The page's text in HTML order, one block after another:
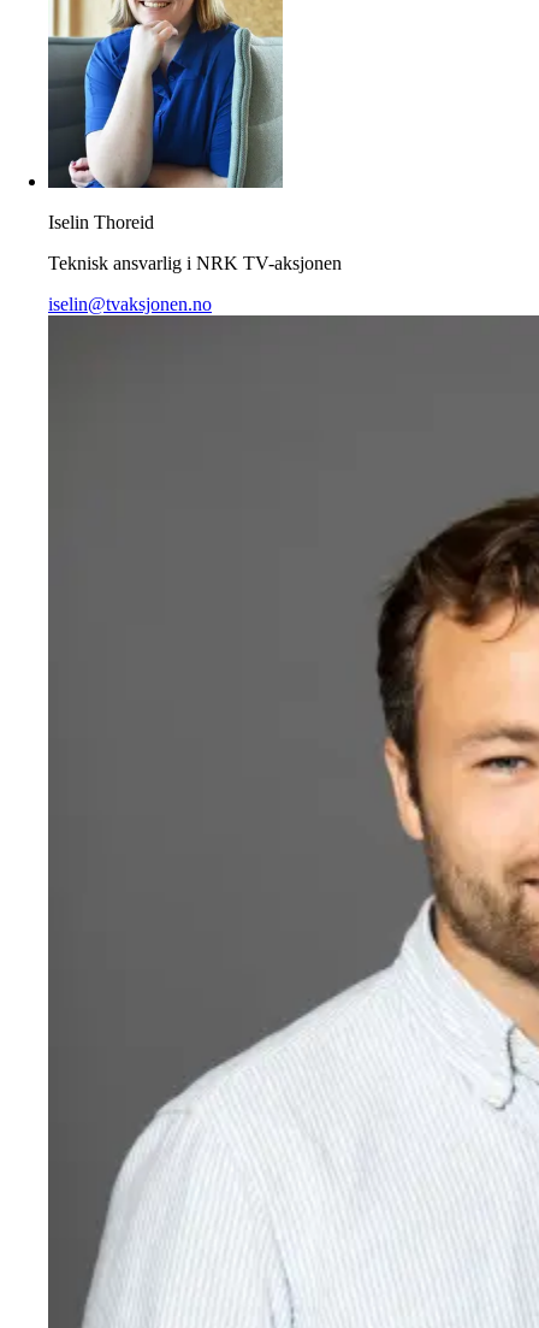
Iselin Thoreid
Teknisk ansvarlig i NRK TV-aksjonen
iselin@tvaksjonen.no